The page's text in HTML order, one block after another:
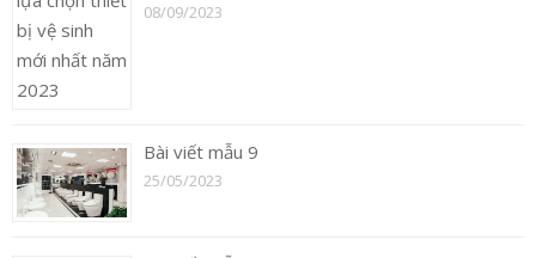
08/09/2023
Bài viết mẫu 9
25/05/2023